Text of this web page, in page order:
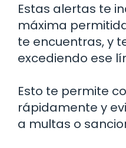
Estas alertas te
máxima
te encuentras, y
excediendo ese
Esto te permite
rápidamente y
a multas o